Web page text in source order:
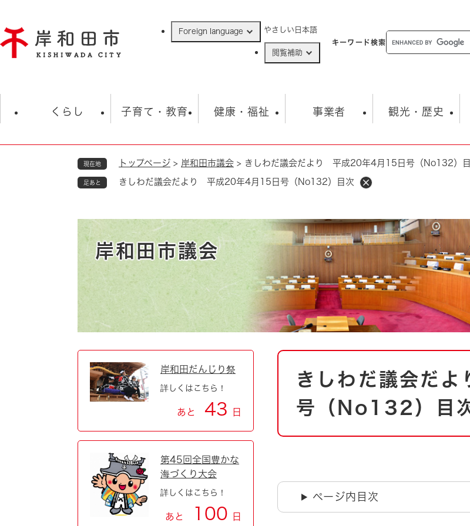
ジ
の
Foreign language やさしい日本語
閲覧補助
キーワード検索
くらし
住民票・戸籍
ごみ・衛生・動物 救急・消防
防災・防犯 上水道・下水道
自然・環境・公園 住宅
引っ越し おくやみ
男女共同参画
地域コミュニティ・ボラン
道路・河川・交通 まちづくり
国際交流
子育て・教育
学校 子育て
健康・福祉
福祉・健康・生活 生涯学習・スポーツ
事業者
入札・契約情報 まち
環境 福祉
観光・歴史
観光 観光スポット
とじる
市の概要 総合計画
市政 職員採用情報
市役所・施設の案内
オープンデータ
現在地 トップページ > 岸和田市議会 > きしわだ議会だより 平成20年4月15日号（No132）
足あと きしわだ議会だより 平成20年4月15日号（No132）目次
岸和田市議会
本
きしわだ議会だ
号（No132）目
ページ内目次
岸和田だんじり祭
詳しくはこちら！
あと 43 日
第45回全国豊かな
海づくり大会
詳しくはこちら！
あと 100 日